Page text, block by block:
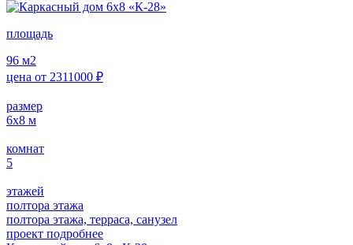
площадь
96 м2
цена от 2311000 ₽
размер
6х8 м
комнат
5
этажей
полтора этажа
полтора этажа, терраса, санузел
проект подробнее